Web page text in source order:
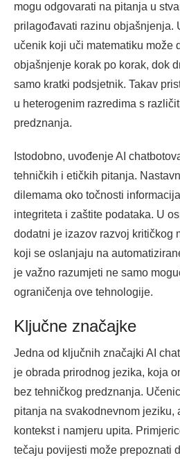
mogu odgovarati na pitanja u
prilagođavati razinu objašnjenja.
učenik koji uči matematiku može
objašnjenje korak po korak, dok
samo kratki podsjetnik. Takav
u heterogenim razredima s
predznanja.
Istodobno, uvođenje AI
tehničkih i etičkih pitanja.
dilemama oko točnosti
integriteta i zaštite podataka. U
dodatni je izazov razvoj kritičkog
koji se oslanjaju na
je važno razumjeti ne samo
ograničenja ove tehnologije.
Ključne značajke
Jedna od ključnih značajki AI
je obrada prirodnog jezika, koja
bez tehničkog predznanja.
pitanja na svakodnevnom jeziku,
kontekst i namjeru upita.
tečaju povijesti može prepoznati